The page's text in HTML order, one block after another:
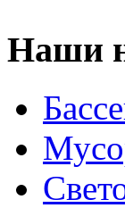
Наши